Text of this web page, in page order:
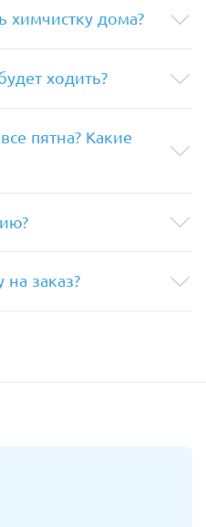
химчистку дома?
ходить?
пятна? Какие
заказ?